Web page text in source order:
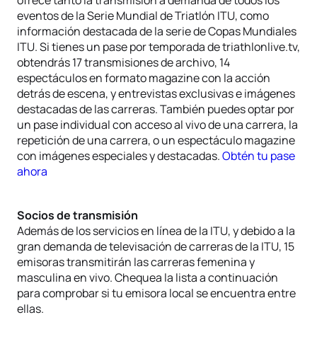
eventos de la Serie Mundial de Triatlón ITU, como
información destacada de la serie de Copas Mundiales
ITU. Si tienes un pase por temporada de triathlonlive.tv,
obtendrás 17 transmisiones de archivo, 14
espectáculos en formato magazine con la acción
detrás de escena, y entrevistas exclusivas e imágenes
destacadas de las carreras. También puedes optar por
un pase individual con acceso al vivo de una carrera, la
repetición de una carrera, o un espectáculo magazine
con imágenes especiales y destacadas.Obtén tu pase
ahora
Socios de transmisión
Además de los servicios en línea de la ITU, y debido a la
gran demanda de televisación de carreras de la ITU, 15
emisoras transmitirán las carreras femenina y
masculina en vivo. Chequea la lista a continuación
para comprobar si tu emisora local se encuentra entre
ellas.